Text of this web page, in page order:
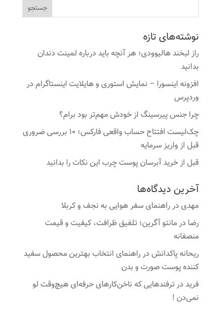
نوشته‌های تازه
راز لبخند هالیوودی؛ هر آنچه باید درباره لمینت دندان
بدانید
افزونه اینسورا – نمایش استوری و هایلایت اینستاگرام در
وردپرس
چرا جنس پیرسینگ از خودش مهم‌تر بود برام؟
چک‌لیست افتتاح حساب واقعی فارکس؛ ۱۰ بررسی ضروری
قبل از واریز سرمایه
قبل از خرید آبرسان پوست چرب این نکات را بدانید
آخرین دیدگاه‌ها
مهدیدرراهنمای سفر هوایی به نجف و کربلا
رضا درمانتو آگرین؛ تلفیق ظرافت، کیفیت و قیمت
منصفانه
ریحانه پاکدانشدرراهنمای انتخاب بهترین محصول سفید
کننده پوست صورت و بدن
فریددرترفندهایی که ناخن‌کارهای حرفه‌ای هیچ‌وقت لو
نمی‌دن !